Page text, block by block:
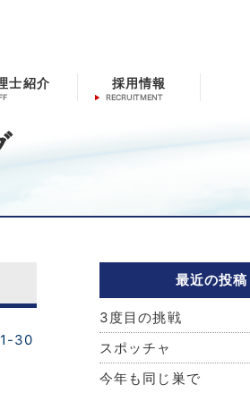
士紹介 採用情報
30
最近の投稿
3度目の挑戦
スポッチャ
今年も同じ巣で